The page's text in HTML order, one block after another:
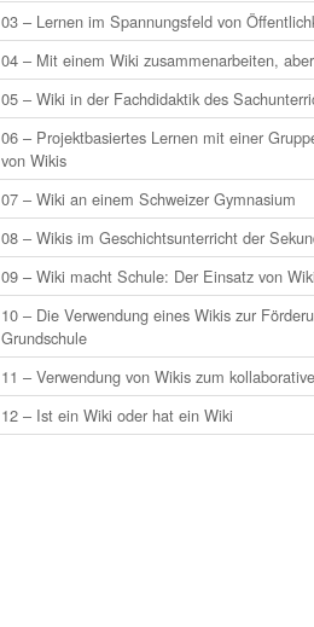
03 – Lernen im Spannungsfeld von
04 – Mit einem Wiki zusammenarbeiten,
05 – Wiki in der Fachdidaktik des
06 – Projektbasiertes Lernen mit einer
von Wikis
07 – Wiki an einem Schweizer Gymnasium
08 – Wikis im Geschichtsunterricht der
09 – Wiki macht Schule: Der Einsatz von
10 – Die Verwendung eines Wikis zur
Grundschule
11 – Verwendung von Wikis zum
12 – Ist ein Wiki oder hat ein Wiki